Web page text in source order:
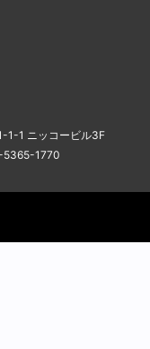
1-1 ニッコービル3F
1770